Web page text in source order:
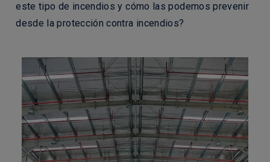
este tipo de incendios y cómo las podemos prevenir
desde la protección contra incendios?